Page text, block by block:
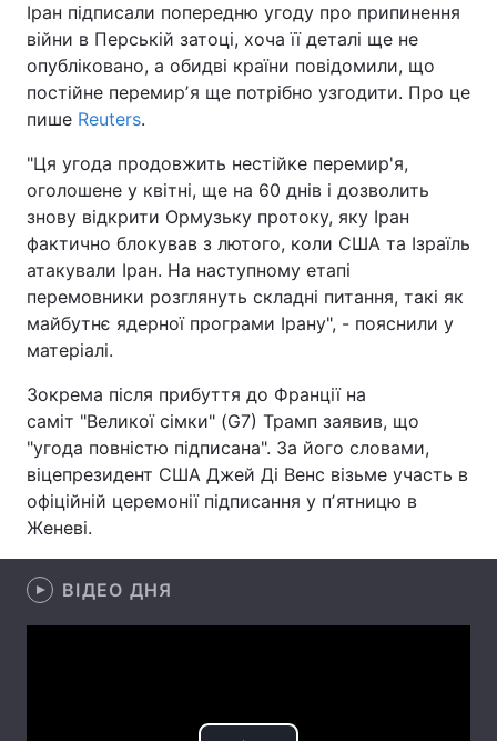
Україна Політика
Економіка Світ
Спорт
Техно і зв'язок Лайт
Зброя Інциденти
Туризм
Цікавинки Погода
Екологія
Лонгріди
Відео з Youtube Статті
Інтерв'ю
Іран підписали попередню угоду про припинення
війни в Перській затоці, хоча її деталі ще не
опубліковано, а обидві країни повідомили, що
постійне перемирʼя ще потрібно узгодити. Про це
пише Reuters.
"Ця угода продовжить нестійке перемир'я,
оголошене у квітні, ще на 60 днів і дозволить
знову відкрити Ормузьку протоку, яку Іран
фактично блокував з лютого, коли США та Ізраїль
атакували Іран. На наступному етапі
перемовники розглянуть складні питання, такі як
майбутнє ядерної програми Ірану", - пояснили у
матеріалі.
Зокрема після прибуття до Франції на
саміт "Великої сімки" (G7) Трамп заявив, що
"угода повністю підписана". За його словами,
віцепрезидент США Джей Ді Венс візьме участь в
офіційній церемонії підписання у пʼятницю в
Женеві.
ВІДЕО ДНЯ